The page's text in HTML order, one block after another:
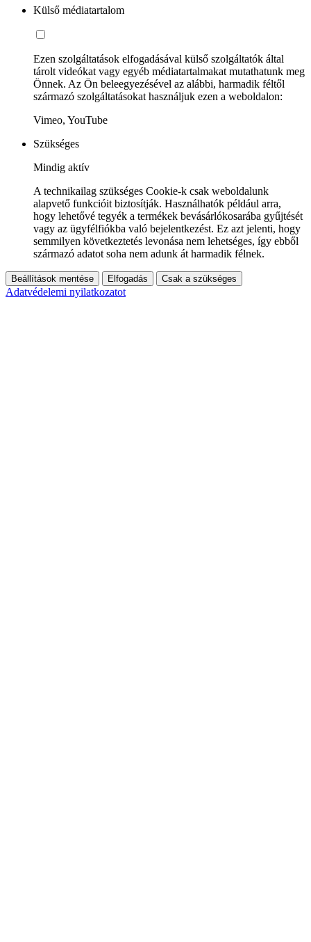
Külső médiatartalom
Ezen szolgáltatások elfogadásával külső szolgáltatók által
tárolt videókat vagy egyéb médiatartalmakat mutathatunk meg
Önnek. Az Ön beleegyezésével az alábbi, harmadik féltől
származó szolgáltatásokat használjuk ezen a weboldalon:
Vimeo, YouTube
Szükséges
Mindig aktív
A technikailag szükséges Cookie-k csak weboldalunk
alapvető funkcióit biztosítják. Használhatók például arra,
hogy lehetővé tegyék a termékek bevásárlókosarába gyűjtését
vagy az ügyfélfiókba való bejelentkezést. Ez azt jelenti, hogy
semmilyen következtetés levonása nem lehetséges, így ebből
származó adatot soha nem adunk át harmadik félnek.
Beállítások mentése Elfogadás Csak a szükséges
Adatvédelemi nyilatkozatot